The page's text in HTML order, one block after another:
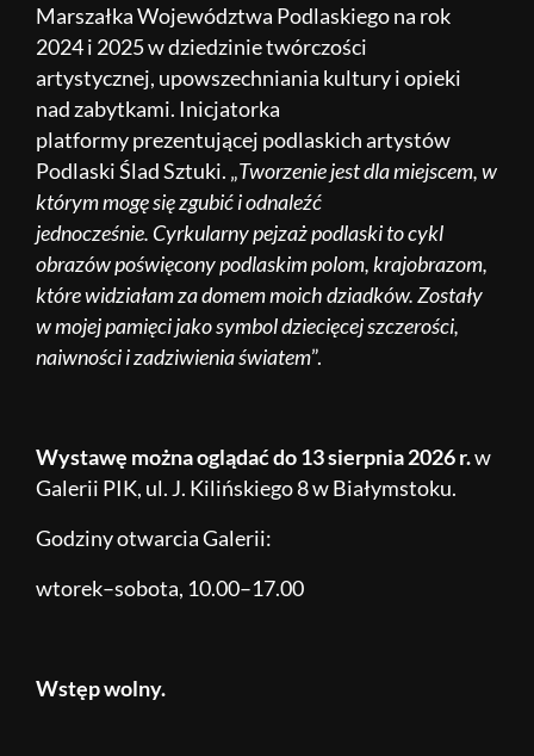
Marszałka Województwa Podlaskiego na rok
2024 i 2025 w dziedzinie twórczości
artystycznej, upowszechniania kultury i opieki
nad zabytkami. Inicjatorka
platformy prezentującej podlaskich artystów
Podlaski Ślad Sztuki. „Tworzenie jest dla miejscem, w
którym mogę się zgubić i odnaleźć
jednocześnie. Cyrkularny pejzaż podlaski to cykl
obrazów poświęcony podlaskim polom, krajobrazom,
które widziałam za domem moich dziadków. Zostały
w mojej pamięci jako symbol dziecięcej szczerości,
naiwności i zadziwienia światem”.
Wystawę można oglądać do 13 sierpnia 2026 r.w
Galerii PIK, ul. J. Kilińskiego 8 w Białymstoku.
Godziny otwarcia Galerii:
wtorek–sobota, 10.00–17.00
Wstęp wolny.